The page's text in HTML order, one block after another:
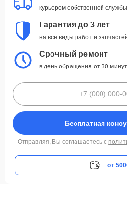
курьером собственной службы
Гарантия до 3 лет
на все виды работ и запчастей
Срочный ремонт
в день обращения от 30 минут
Бесплатная
Отправляя, Вы соглашаетесь с
от